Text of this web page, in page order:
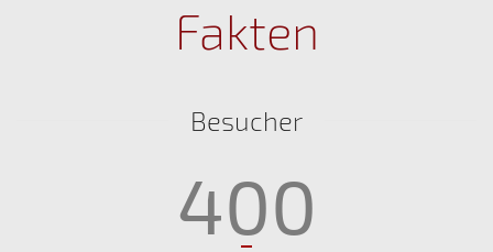
Fakten
Besucher
400